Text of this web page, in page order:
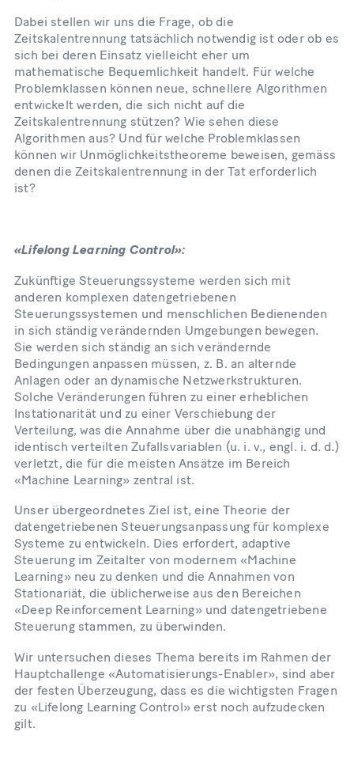
Dabei stellen wir uns die Frage, ob die
Zeitskalentrennung tatsächlich notwendig ist oder ob es
sich bei deren Einsatz vielleicht eher um
mathematische Bequemlichkeit handelt. Für welche
Problemklassen können neue, schnellere Algorithmen
entwickelt werden, die sich nicht auf die
Zeitskalentrennung stützen? Wie sehen diese
Algorithmen aus? Und für welche Problemklassen
können wir Unmöglichkeitstheoreme beweisen, gemäss
denen die Zeitskalentrennung in der Tat erforderlich
ist?
«Lifelong Learning Control»:
Zukünftige Steuerungssysteme werden sich mit
anderen komplexen datengetriebenen
Steuerungssystemen und menschlichen Bedienenden
in sich ständig verändernden Umgebungen bewegen.
Sie werden sich ständig an sich verändernde
Bedingungen anpassen müssen, z. B. an alternde
Anlagen oder an dynamische Netzwerkstrukturen.
Solche Veränderungen führen zu einer erheblichen
Instationarität und zu einer Verschiebung der
Verteilung, was die Annahme über die unabhängig und
identisch verteilten Zufallsvariablen (u. i. v., engl. i. d. d.)
verletzt, die für die meisten Ansätze im Bereich
«Machine Learning» zentral ist.
Unser übergeordnetes Ziel ist, eine Theorie der
datengetriebenen Steuerungsanpassung für komplexe
Systeme zu entwickeln. Dies erfordert, adaptive
Steuerung im Zeitalter von modernem «Machine
Learning» neu zu denken und die Annahmen von
Stationariät, die üblicherweise aus den Bereichen
«Deep Reinforcement Learning» und datengetriebene
Steuerung stammen, zu überwinden.
Wir untersuchen dieses Thema bereits im Rahmen der
Hauptchallenge «Automatisierungs-Enabler», sind aber
der festen Überzeugung, dass es die wichtigsten Fragen
zu «Lifelong Learning Control» erst noch aufzudecken
gilt.